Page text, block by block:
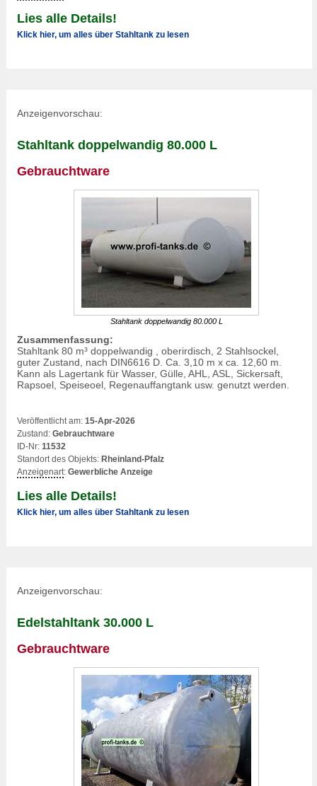
Lies alle Details!
Klick hier, um alles über Stahltank zu lesen
Anzeigenvorschau:
Stahltank doppelwandig 80.000 L
Gebrauchtware
Stahltank doppelwandig 80.000 L
Zusammenfassung:
Stahltank 80 m³ doppelwandig , oberirdisch, 2 Stahlsockel,
guter Zustand, nach DIN6616 D. Ca. 3,10 m x ca. 12,60 m.
Kann als Lagertank für Wasser, Gülle, AHL, ASL, Sickersaft,
Rapsoel, Speiseoel, Regenauffangtank usw. genutzt werden.
Veröffentlicht am: 15-Apr-2026
Zustand: Gebrauchtware
ID-Nr: 11532
Standort des Objekts: Rheinland-Pfalz
Anzeigenart: Gewerbliche Anzeige
Lies alle Details!
Klick hier, um alles über Stahltank zu lesen
Anzeigenvorschau:
Edelstahltank 30.000 L
Gebrauchtware